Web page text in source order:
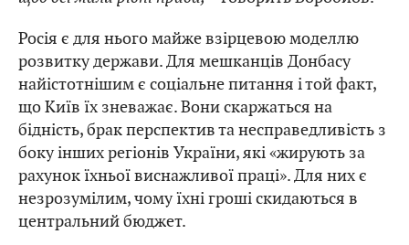
Росія є для нього майже взірцевою моделлю
розвитку держави. Для мешканців Донбасу
найістотнішим є соціальне питання і той факт,
що Київ їх зневажає. Вони скаржаться на
бідність, брак перспектив та несправедливість з
боку інших регіонів України, які «жирують за
рахунок їхньої виснажливої праці». Для них є
незрозумілим, чому їхні гроші скидаються в
центральний бюджет.